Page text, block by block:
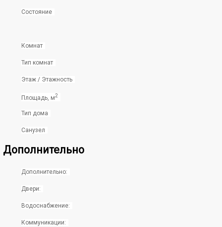
Состояние
Комнат
Тип комнат
Этаж / Этажность
Площадь, м2
Тип дома
Санузел
Дополнительно
Дополнительно:
Двери:
Водоснабжение:
Коммуникации: